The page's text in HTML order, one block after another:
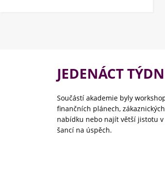
JEDENÁCT
Součástí akademie byly
finančních plánech,
nabídku nebo najít větší jistotu
šancí na úspěch.